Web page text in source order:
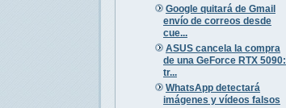
Google quitará de Gmail
envío de correos desde
cue...
ASUS cancela la compra
de una GeForce RTX 5090:
tr...
WhatsApp detectará
imágenes y vídeos falsos